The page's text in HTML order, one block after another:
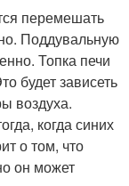
перемешать
Поддувальную
Топка печи
будет зависеть
воздуха.
когда синих
о том, что
он может